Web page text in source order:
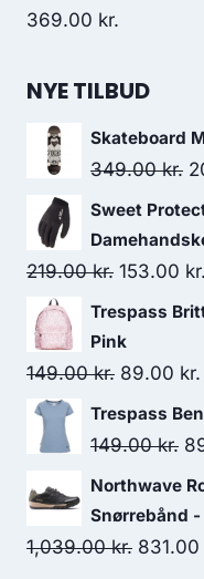
369.00 kr.
NYE TILBUD
Skateboard
349.00kr.
Sweet
219.00kr. Original
price
was:
219.00 kr..
153.00 kr.
Trespass
Pink
149.00kr. Original
price
was:
89.00 kr.
Trespass
149.00kr.
Northwave
Snørrebånd
1,039.00kr. Original
831.00